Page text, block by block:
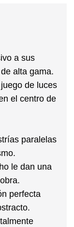
a sus
alta gama.
de luces
el centro de
paralelas
le dan una
perfecta